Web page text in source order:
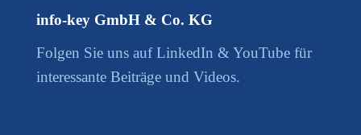
info-key GmbH & Co. KG
Folgen Sie uns auf LinkedIn & YouTube für
interessante Beiträge und Videos.